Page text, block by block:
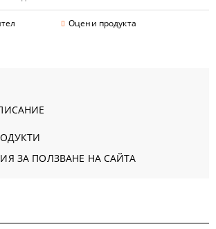
Оцени продукта
ЗА ПОЛЗВАНЕ НА САЙТА